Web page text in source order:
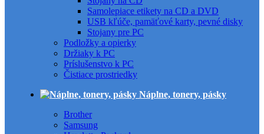
Samolepiace etikety na CD a DVD
USB kľúče, pamäťové karty, pevné disky
Stojany pre PC
Podložky a opierky
Držiaky k PC
Príslušenstvo k PC
Čistiace prostriedky
Náplne, tonery, pásky
Brother
Samsung